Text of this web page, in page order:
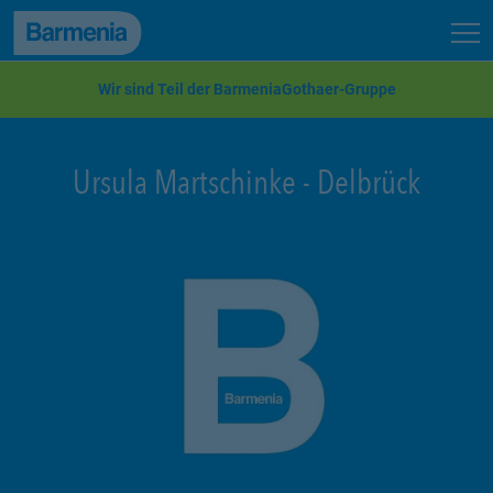
zum Seiteninhalt
Back to top
Wir sind Teil der BarmeniaGothaer-Gruppe
Ursula Martschinke - Delbrück